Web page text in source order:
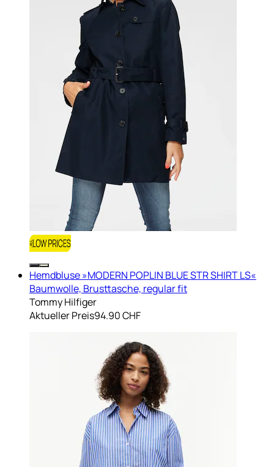
Hemdbluse »MODERN POPLIN BLUE STR SHIRT LS«
Baumwolle, Brusttasche, regular fit
Tommy Hilfiger
Aktueller Preis94.90 CHF